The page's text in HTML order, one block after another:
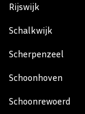
Rijswijk
Schalkwijk
Scherpenzeel
Schoonhoven
Schoonrewoerd